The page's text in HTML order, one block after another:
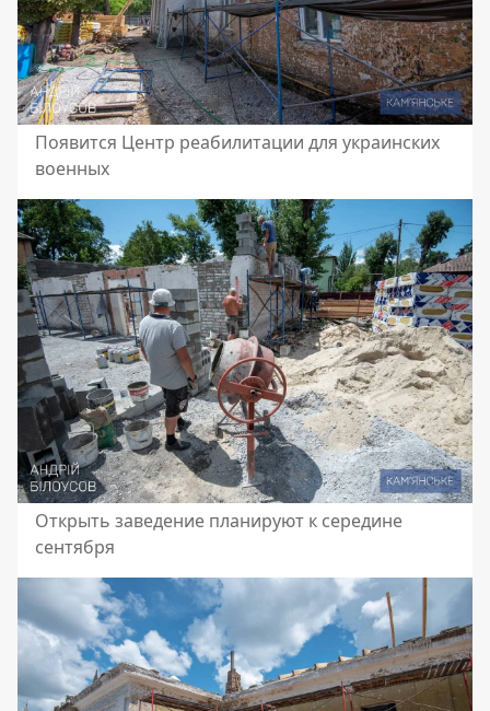
Появится Центр реабилитации для украинских
военных
Открыть заведение планируют к середине
сентября